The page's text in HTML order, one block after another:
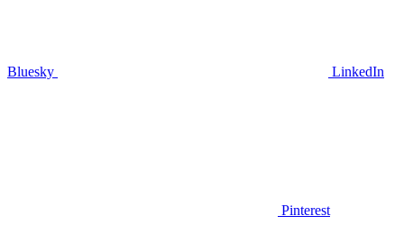
Bluesky LinkedIn
Pinterest